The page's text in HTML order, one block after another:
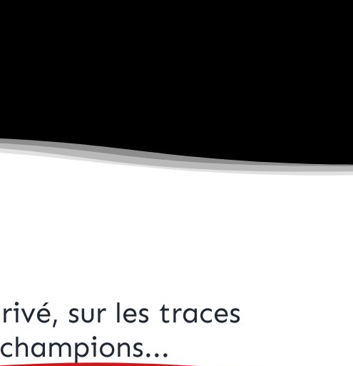
sur les traces